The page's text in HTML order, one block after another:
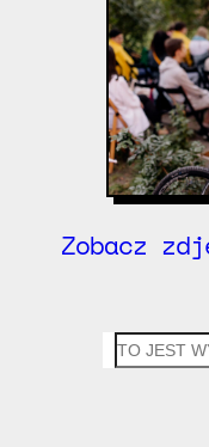
Zobacz
CZEGO
SZUKASZ?